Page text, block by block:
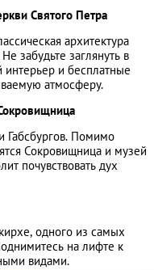
Святого Петра
архитектура
забудьте заглянуть в
интерьер и бесплатные
атмосферу.
Габсбургов. Помимо
Сокровищница и музей
почувствовать дух
одного из самых
на лифте к
видами.